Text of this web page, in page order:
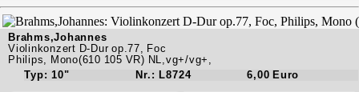
Brahms,Johannes
Violinkonzert D-Dur op.77, Foc
Philips, Mono(610 105 VR) NL,vg+/vg+,
Typ: 10"
Nr.: L8724 6,00 Euro